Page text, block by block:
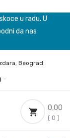
u radu. U
da nas
Beograd
0,00
( 0 )